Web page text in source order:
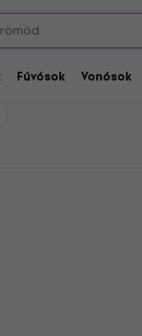
Fúvósok Vonósok